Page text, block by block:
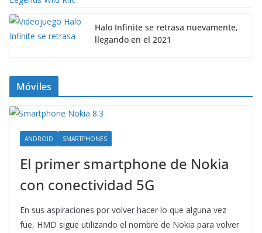
Halo Infinite se retrasa nuevamente,
llegando en el 2021
Móviles
ANDROID SMARTPHONES
El primer smartphone de Nokia
con conectividad 5G
En sus aspiraciones por volver hacer lo que alguna vez
fue, HMD sigue utilizando el nombre de Nokia para volver